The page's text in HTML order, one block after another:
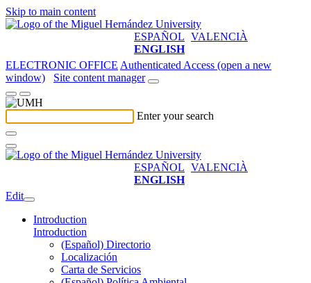
Skip to main content
ESPAÑOL VALENCIÀ
ENGLISH
ELECTRONIC OFFICE Authenticated Access (open a new
window)
Site content manager
Enter your search
ESPAÑOL VALENCIÀ
ENGLISH
Edit
Introduction
Introduction
(Español) Directorio
Localización
Carta de Servicios